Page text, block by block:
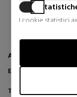
I cookie statistici
trasmettendo
I cookie per il
ANNAYAKE
EYE CONTOUR
Trattamenti Viso